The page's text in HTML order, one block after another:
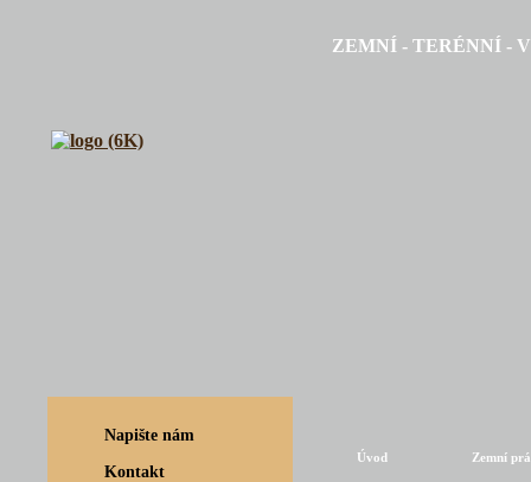
ZEMNÍ - TERÉNNÍ -
Napište nám
Kontakt
Úvod Zemní